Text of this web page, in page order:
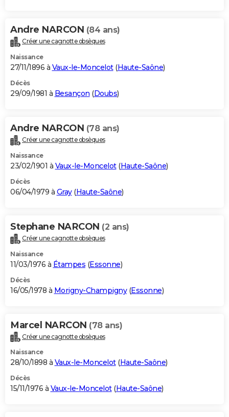
Andre NARCON (84 ans)
Créer une cagnotte obsèques
Naissance
27/11/1896 à Vaux-le-Moncelot(Haute-Saône)
Décès
29/09/1981 à Besançon (Doubs)
Andre NARCON (78 ans)
Créer une cagnotte obsèques
Naissance
23/02/1901 à Vaux-le-Moncelot(Haute-Saône)
Décès
06/04/1979 à Gray(Haute-Saône)
Stephane NARCON (2 ans)
Créer une cagnotte obsèques
Naissance
11/03/1976 à Étampes (Essonne)
Décès
16/05/1978 à Morigny-Champigny(Essonne)
Marcel NARCON (78 ans)
Créer une cagnotte obsèques
Naissance
28/10/1898 à Vaux-le-Moncelot(Haute-Saône)
Décès
15/11/1976 à Vaux-le-Moncelot(Haute-Saône)